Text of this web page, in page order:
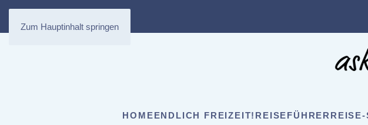
Zum Hauptinhalt springen
HOMEENDLICH FREIZEIT! REISEFÜHRER